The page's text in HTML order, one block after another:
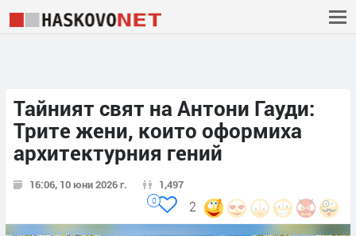
Тайният свят на Антони Гауди:
Трите жени, които оформиха
архитектурния гений
16:06, 10 юни 2026 г. 1,497
2
0